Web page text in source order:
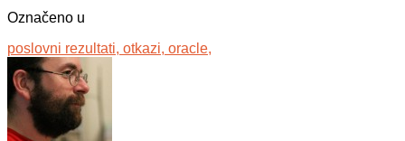
Označeno u
poslovni rezultati, otkazi, oracle,